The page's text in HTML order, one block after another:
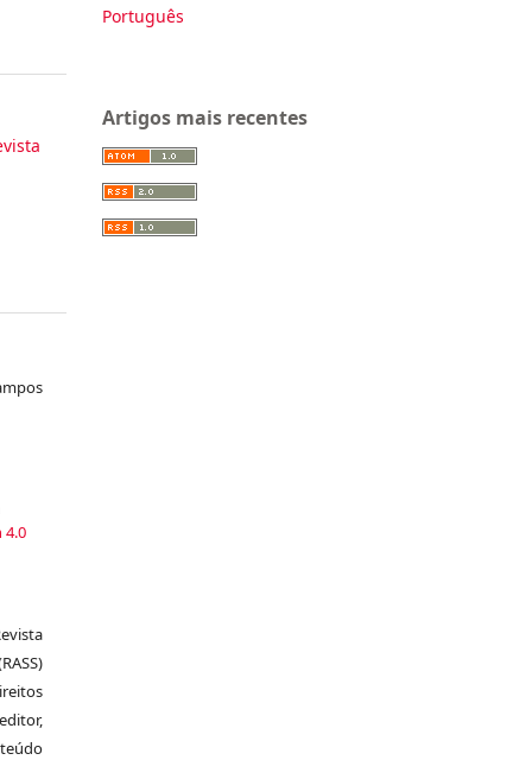
4.0
Português
Artigos mais recentes